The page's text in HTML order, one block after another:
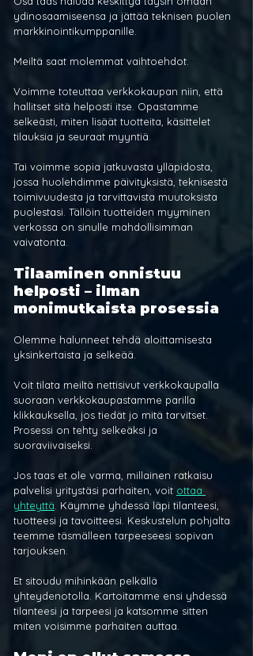
ydinosaamiseensa ja jättää teknisen puolen
markkinointikumppanille.
Meiltä saat molemmat vaihtoehdot.
Voimme toteuttaa verkkokaupan niin, että
hallitset sitä helposti itse. Opastamme
selkeästi, miten lisäät tuotteita, käsittelet
tilauksia ja seuraat myyntiä.
Tai voimme sopia jatkuvasta ylläpidosta,
jossa huolehdimme päivityksistä, teknisestä
toimivuudesta ja tarvittavista muutoksista
puolestasi. Tällöin tuotteiden myyminen
verkossa on sinulle mahdollisimman
vaivatonta.
Tilaaminen onnistuu
helposti – ilman
monimutkaista prosessia
Olemme halunneet tehdä aloittamisesta
yksinkertaista ja selkeää.
Voit tilata meiltä nettisivut verkkokaupalla
suoraan verkkokaupastamme parilla
klikkauksella, jos tiedät jo mitä tarvitset.
Prosessi on tehty selkeäksi ja
suoraviivaiseksi.
Jos taas et ole varma, millainen ratkaisu
palvelisi yritystäsi parhaiten, voit ottaa
yhteyttä . Käymme yhdessä läpi tilanteesi,
tuotteesi ja tavoitteesi. Keskustelun pohjalta
teemme täsmälleen tarpeeseesi sopivan
tarjouksen.
Et sitoudu mihinkään pelkällä
yhteydenotolla. Kartoitamme ensi yhdessä
tilanteesi ja tarpeesi ja katsomme sitten
miten voisimme parhaiten auttaa.